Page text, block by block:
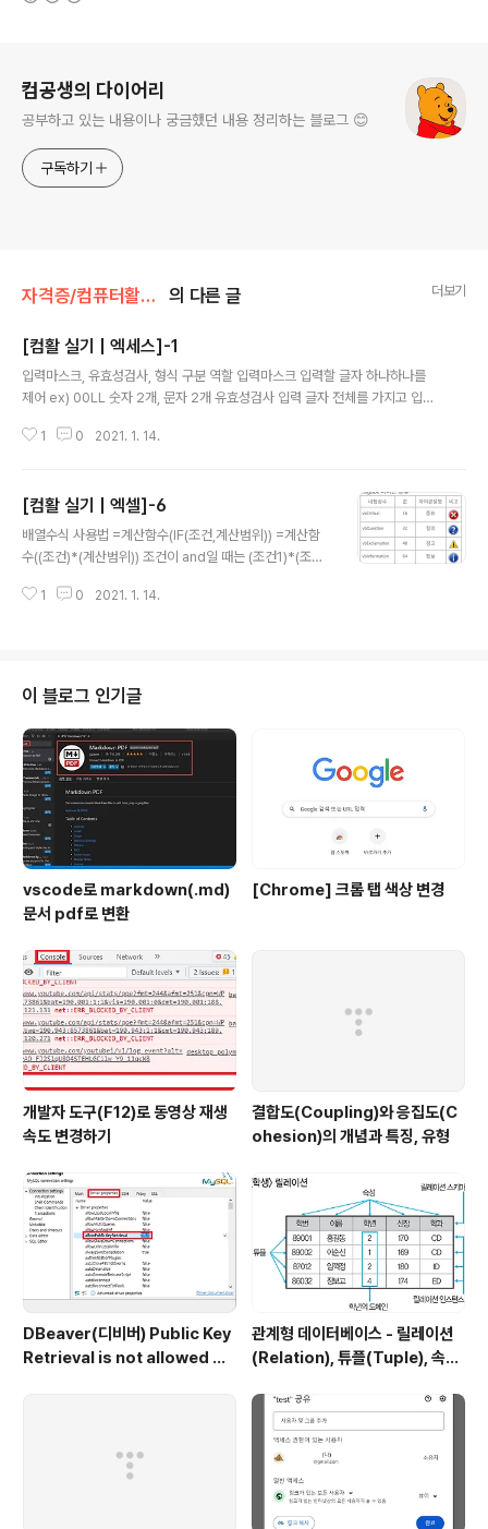
컴공생의 다이어리
공부하고 있는 내용이나 궁금했던 내용 정리하는 블로그 😊
구독하기
자격증/컴퓨터활용능력 의 다른 글 더보기
[컴활 실기 | 엑세스]-1
입력마스크, 유효성검사, 형식 구분 역할 입력마스크 입력할 글자 하나하나를
제어 ex) 00LL 숫자 2개, 문자 2개 유효성검사 입력 글자 전체를 가지고 입력
방법 ex) 1-5를 1월 5일로 표현 12를 12개로 표현 필수 선택(공백가능) 숫자
1 0 2021. 1. 14.
[컴활 실기 | 엑셀]-6
배열수식 사용법 =계산함수(IF(조건,계산범위)) =계산함
수((조건)*(계산범위)) 조건이 and일 때는 (조건1)*(조건
산범위를 1로 주면 됨 Select case - 선택 Select case
이하 버전 행 합계 비율 열 합계 비율 총 합계 비율 열방향
의 비율 행방향의 비율 전체에 대한 비율 콤보(목록)상자에
목록값을 입력하는 법 개체명.Additem "국어" 개체명.A
dditem "영어" 개체명.Additem "수학" 개체명.Ro..
1 0 2021. 1. 14.
이 블로그 인기글
vscode로 markdown(.md)
문서 pdf로 변환
[Chrome] 크롬 탭 색상 변경
개발자 도구(F12)로 동영상 재생
속도 변경하기
결합도(Coupling)와 응집도(C
ohesion)의 개념과 특징, 유형
DBeaver(디비버) Public Key
Retrieval is not allowed 에
관계형 데이터베이스 - 릴레이션
(Relation), 튜플(Tuple), 속성